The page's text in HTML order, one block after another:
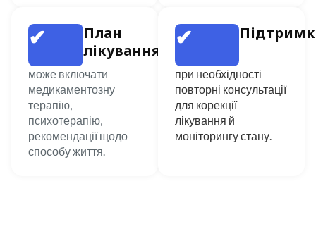
✔
План
лікування
може включати
медикаментозну
терапію,
психотерапію,
рекомендації щодо
способу життя.
✔
при необхідності
повторні консультації
для корекції
лікування й
моніторингу стану.